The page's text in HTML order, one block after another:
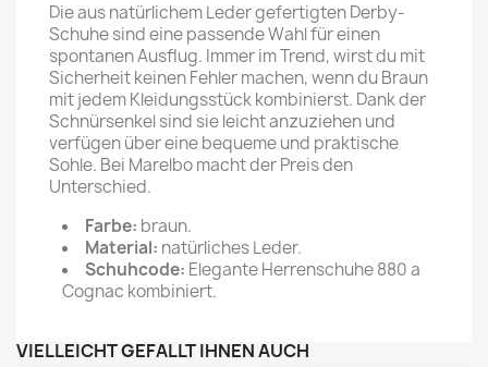
Die aus natürlichem Leder gefertigten Derby-
Schuhe sind eine passende Wahl für einen
spontanen Ausflug. Immer im Trend, wirst du mit
Sicherheit keinen Fehler machen, wenn du Braun
mit jedem Kleidungsstück kombinierst. Dank der
Schnürsenkel sind sie leicht anzuziehen und
verfügen über eine bequeme und praktische
Sohle. Bei Marelbo macht der Preis den
Unterschied.
Farbe: braun.
Material: natürliches Leder.
Schuhcode: Elegante Herrenschuhe 880 a
Cognac kombiniert.
VIELLEICHT GEFÄLLT IHNEN AUCH